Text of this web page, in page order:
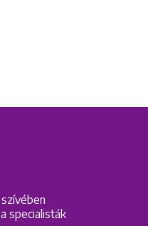
specialisták